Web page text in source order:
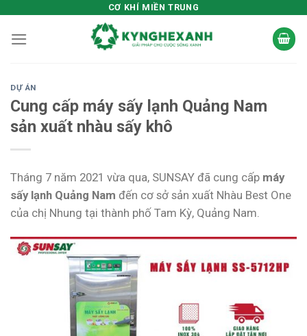
content
CƠ KHÍ MIỀN TRUNG
DỰ ÁN
Cung cấp máy sấy lạnh Quảng Nam
sản xuất nhàu sấy khô
Tháng 7 năm 2021 vừa qua, SUNSAY đã cung cấp máy
sấy lạnh Quảng Nam đến cơ sở sản xuất Nhàu Best One
của chị Nhung tại thành phố Tam Kỳ, Quảng Nam.